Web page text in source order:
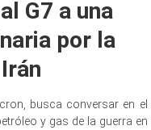
G7 a una
por la
busca conversar en el
y gas de la guerra en